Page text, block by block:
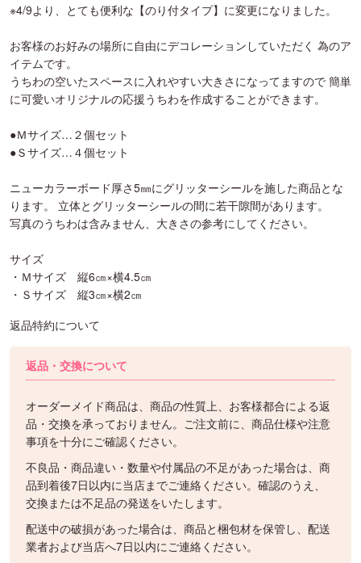
※4/9より、とても便利な【のり付タイプ】に変更になりました。
お客様のお好みの場所に自由にデコレーションしていただく 為のア
イテムです。
うちわの空いたスペースに入れやすい大きさになってますので 簡単
に可愛いオリジナルの応援うちわを作成することができます。
●Ｍサイズ…２個セット
●Ｓサイズ…４個セット
ニューカラーボード厚さ5㎜にグリッターシールを施した商品とな
ります。 立体とグリッターシールの間に若干隙間があります。
写真のうちわは含みません、大きさの参考にしてください。
サイズ
・Ｍサイズ 縦6㎝×横4.5㎝
・Ｓサイズ 縦3㎝×横2㎝
返品特約について
返品・交換について
オーダーメイド商品は、商品の性質上、お客様都合による返
品・交換を承っておりません。ご注文前に、商品仕様や注意
事項を十分にご確認ください。
不良品・商品違い・数量や付属品の不足があった場合は、商
品到着後7日以内に当店までご連絡ください。確認のうえ、
交換または不足品の発送をいたします。
配送中の破損があった場合は、商品と梱包材を保管し、配送
業者および当店へ7日以内にご連絡ください。